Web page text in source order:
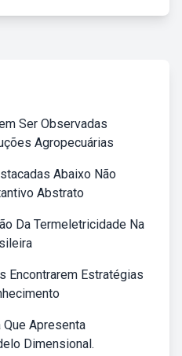
Ser Observadas
Agropecuárias
Abaixo Não
Abstrato
Da Termeletricidade Na
Encontrarem Estratégias
Apresenta
Dimensional.